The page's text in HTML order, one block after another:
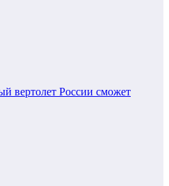
вертолет России сможет